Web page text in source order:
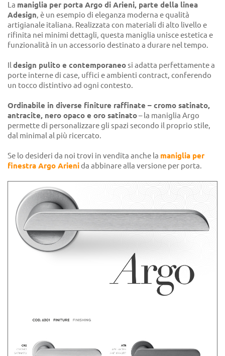
La maniglia per porta Argo di Arieni, parte della linea
Adesign, è un esempio di eleganza moderna e qualità
artigianale italiana. Realizzata con materiali di alto livello e
rifinita nei minimi dettagli, questa maniglia unisce estetica e
funzionalità in un accessorio destinato a durare nel tempo.
Il design pulito e contemporaneosi adatta perfettamente a
porte interne di case, uffici e ambienti contract, conferendo
un tocco distintivo ad ogni contesto.
Ordinabile in diverse finiture raffinate – cromo satinato,
antracite, nero opaco e oro satinato– la maniglia Argo
permette di personalizzare gli spazi secondo il proprio stile,
dal minimal al più ricercato.
Se lo desideri da noi trovi in vendita anche la maniglia per
finestra Argo Arienida abbinare alla versione per porta.